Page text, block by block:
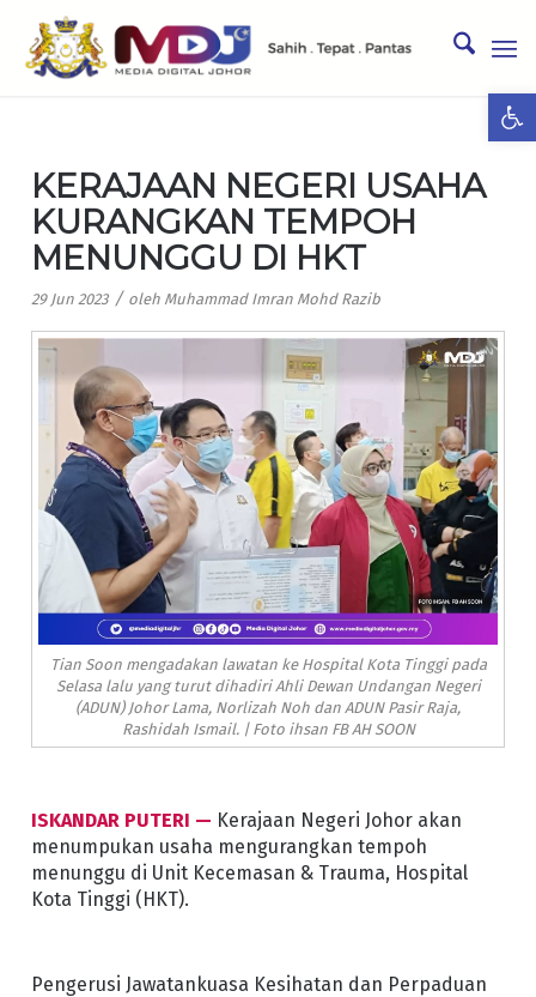
KERAJAAN NEGERI USAHA
KURANGKAN TEMPOH
MENUNGGU DI HKT
29 Jun 2023 / oleh Muhammad Imran Mohd Razib
Tian Soon mengadakan lawatan ke Hospital Kota Tinggi pada
Selasa lalu yang turut dihadiri Ahli Dewan Undangan Negeri
(ADUN) Johor Lama, Norlizah Noh dan ADUN Pasir Raja,
Rashidah Ismail. | Foto ihsan FB AH SOON
ISKANDAR PUTERI — Kerajaan Negeri Johor akan
menumpukan usaha mengurangkan tempoh
menunggu di Unit Kecemasan & Trauma, Hospital
Kota Tinggi (HKT).
Pengerusi Jawatankuasa Kesihatan dan Perpaduan